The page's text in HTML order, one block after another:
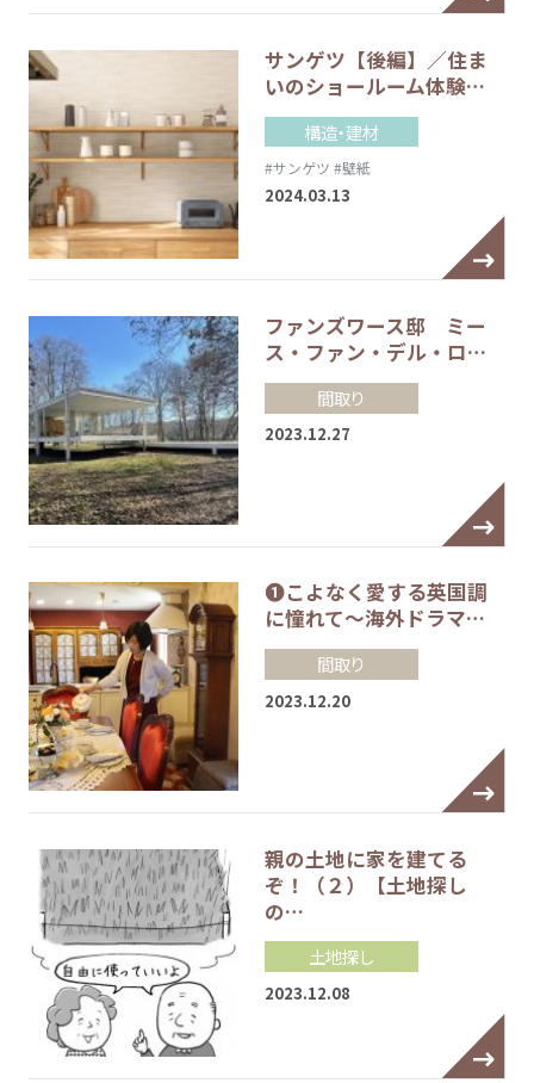
サンゲツ【後編】／住ま
いのショールーム体験…
構造・建材
#サンゲツ #壁紙
2024.03.13
ファンズワース邸 ミー
ス・ファン・デル・ロ…
間取り
2023.12.27
❶こよなく愛する英国調
に憧れて～海外ドラマ…
間取り
2023.12.20
親の土地に家を建てる
ぞ！（２）【土地探し
の…
土地探し
2023.12.08